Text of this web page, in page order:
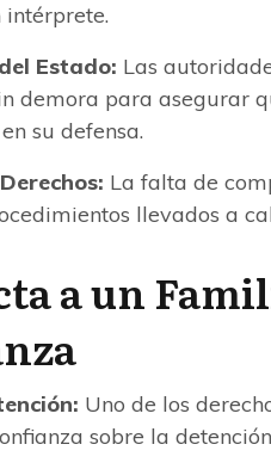
intérprete.
Estado: Las
demora para asegurar
su defensa.
La falta de
llevados a
a un
Uno de los
sobre la